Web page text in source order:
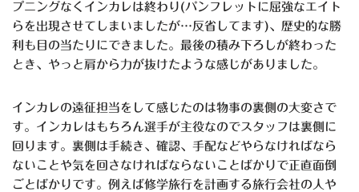
プニングなくインカレは終わり(パンフレットに屈強なエイト
らを出現させてしまいましたが…反省してます)、歴史的な勝
利も目の当たりにできました。最後の積み下ろしが終わった
とき、やっと肩から力が抜けたような感じがありました。
インカレの遠征担当をして感じたのは物事の裏側の大変さで
す。インカレはもちろん選手が主役なのでスタッフは裏側に
回ります。裏側は手続き、確認、手配などやらなければなら
ないことや気を回さなければならないことばかりで正直面倒
ごとばかりです。例えば修学旅行を計画する旅行会社の人や